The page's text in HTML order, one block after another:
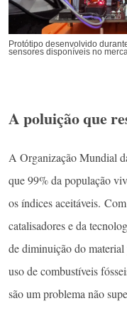
Protótipo desenvolvido
sensores disponíveis no
A poluição que
A Organização Mundial
que 99% da população
os índices aceitáveis.
catalisadores e da
de diminuição do material
uso de combustíveis
são um problema não